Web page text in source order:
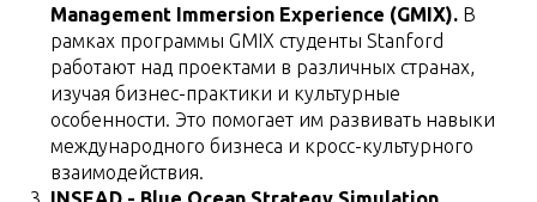
Management Immersion Experience (GMIX). В
рамках программы GMIX студенты Stanford
работают над проектами в различных странах,
изучая бизнес-практики и культурные
особенности. Это помогает им развивать навыки
международного бизнеса и кросс-культурного
взаимодействия.